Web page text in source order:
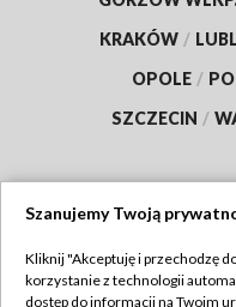
KRAKÓW /
OPOLE /
SZCZECIN /
Szanujemy Twoją
Kliknij "Akceptuję i przechodzę
korzystanie z technologii
dostęp do informacji na Twoim